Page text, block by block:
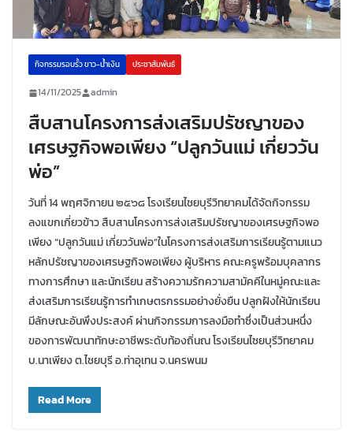
กิจกรรมรอบรั้ว ขาว-น้ำเงิน ประชาสัมพันธ์
14/11/2025 admin
สืบสานโครงการส่งเสริมปรัชญาของ
เศรษฐกิจพอเพียง “ปลูกวันแม่ เกี่ยววัน
พ่อ”
วันที่ 14 พฤศจิกายน ๒๕๖๘ โรงเรียนไชยบุรีวิทยาคมได้จัดกิจกรรม
ลงแขกเกี่ยวข้าว สืบสานโครงการส่งเสริมปรัชญาของเศรษฐกิจพอ
เพียง “ปลูกวันแม่ เกี่ยววันพ่อ”ในโครงการส่งเสริมการเรียนรู้ตามแนว
หลักปรัชญาของเศรษฐกิจพอเพียง ผู้บริหาร คณะครูพร้อมบุคลากร
ทางการศึกษา และนักเรียน สร้างความรักความสามัคคีในหมู่คณะและ
ส่งเสริมการเรียนรู้การทำเกษตรกรรมอย่างยั่งยืน ปลูกฝังให้นักเรียน
มีลักษณะอันพึงประสงค์ ผ่านกิจกรรมการลงมือทำซึ่งเป็นส่วนหนึ่ง
ของการพัฒนาทักษะอาชีพระดับท้องถิ่นณ โรงเรียนไซยบุรีวิทยาคม
บ.นาเพียง ต.ไชยบุรี อ.ท่าอุเทน จ.นครพนม
Read More